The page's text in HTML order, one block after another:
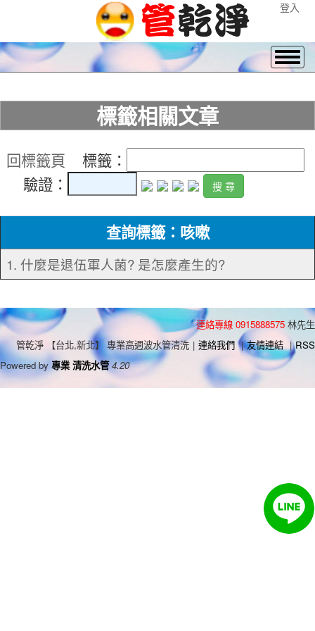
登入
標籤相關文章
回標籤頁 標籤：
驗證：
查詢標籤：咳嗽
1. 什麼是退伍軍人菌? 是怎麼產生的?
連絡專線 0915888575 林先生
管乾淨 【台北,新北】 專業高週波水管清洗 | 連絡我們 | 友情連結 | RSS
Powered by 專業 清洗水管 4.20